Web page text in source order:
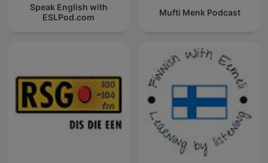
Speak English with
ESLPod.com
Mufti Menk Podcast